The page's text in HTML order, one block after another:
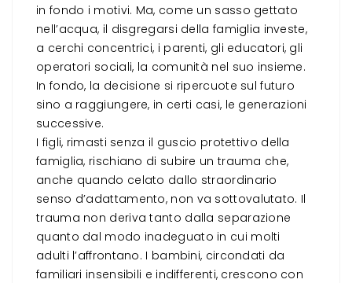
in fondo i motivi. Ma, come un sasso gettato
nell’acqua, il disgregarsi della famiglia investe,
a cerchi concentrici, i parenti, gli educatori, gli
operatori sociali, la comunità nel suo insieme.
In fondo, la decisione si ripercuote sul futuro
sino a raggiungere, in certi casi, le generazioni
successive.
I figli, rimasti senza il guscio protettivo della
famiglia, rischiano di subire un trauma che,
anche quando celato dallo straordinario
senso d’adattamento, non va sottovalutato. Il
trauma non deriva tanto dalla separazione
quanto dal modo inadeguato in cui molti
adulti l’affrontano. I bambini, circondati da
familiari insensibili e indifferenti, crescono con